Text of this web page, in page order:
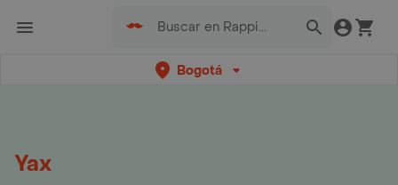
Bogotá
Yax